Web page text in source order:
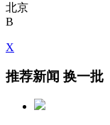
北京
B
X
推荐新闻 换一批